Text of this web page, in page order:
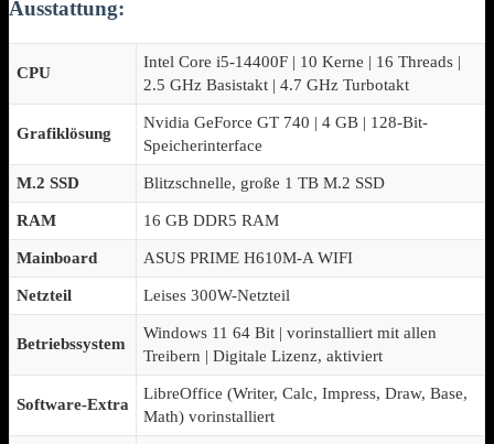
Ausstattung:
CPU
Intel Core i5-14400F | 10 Kerne | 16 Threads |
2.5 GHz Basistakt | 4.7 GHz Turbotakt
Grafiklösung
Nvidia GeForce GT 740 | 4 GB | 128-Bit-
Speicherinterface
M.2 SSD Blitzschnelle, große 1 TB M.2 SSD
RAM 16 GB DDR5 RAM
Mainboard ASUS PRIME H610M-A WIFI
Netzteil Leises 300W-Netzteil
Betriebssystem
Windows 11 64 Bit | vorinstalliert mit allen
Treibern | Digitale Lizenz, aktiviert
Software-Extra
LibreOffice (Writer, Calc, Impress, Draw, Base,
Math) vorinstalliert